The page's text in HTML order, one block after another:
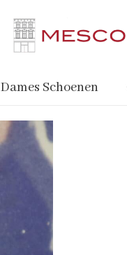
Dames Schoenen